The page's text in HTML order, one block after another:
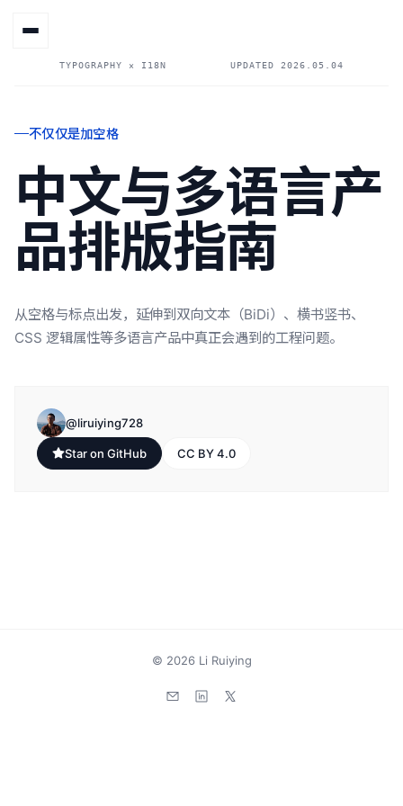
TYPOGRAPHY × I18N UPDATED 2026.05.04
不仅仅是加空格
中文与多语言产
品排版指南
从空格与标点出发，延伸到双向文本（BiDi）、横书竖书、
CSS 逻辑属性等多语言产品中真正会遇到的工程问题。
@liruiying728
Star on GitHub CC BY 4.0
© 2026 Li Ruiying